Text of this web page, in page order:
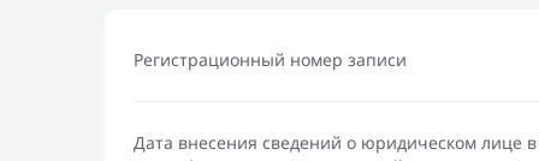
Регистрационный номер записи
Дата внесения сведений о юридическом лице